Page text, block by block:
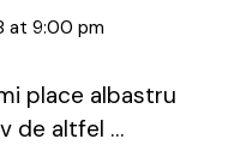
at 9:00 pm
place albastru
de altfel …